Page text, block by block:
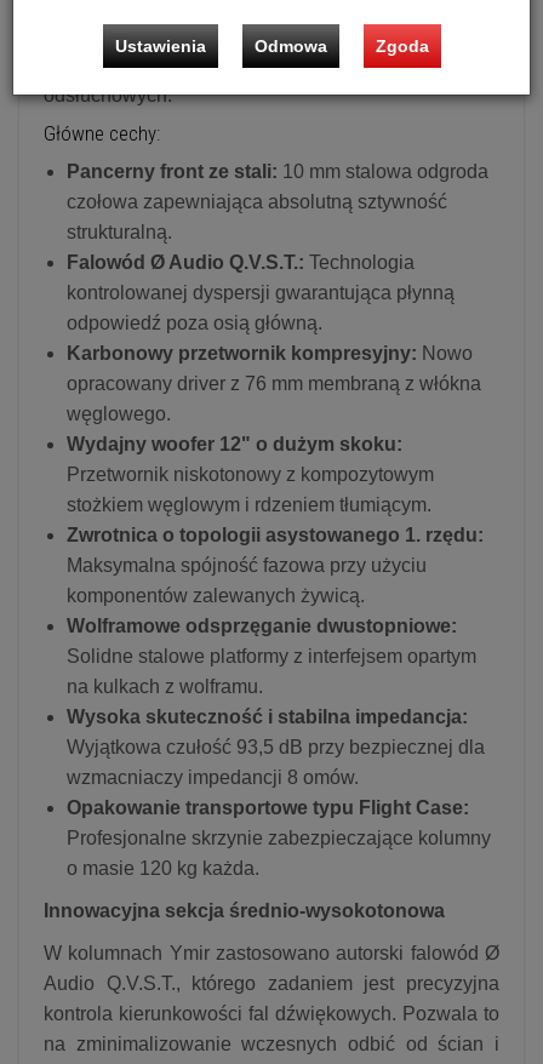
dynamikę i precyzję, zamknięte w formie optymalnie
dopasowanej do standardowych salonów
odsłuchowych.
Główne cechy:
Pancerny front ze stali: 10 mm stalowa odgroda
czołowa zapewniająca absolutną sztywność
strukturalną.
Falowód Ø Audio Q.V.S.T.: Technologia
kontrolowanej dyspersji gwarantująca płynną
odpowiedź poza osią główną.
Karbonowy przetwornik kompresyjny: Nowo
opracowany driver z 76 mm membraną z włókna
węglowego.
Wydajny woofer 12" o dużym skoku:
Przetwornik niskotonowy z kompozytowym
stożkiem węglowym i rdzeniem tłumiącym.
Zwrotnica o topologii asystowanego 1. rzędu:
Maksymalna spójność fazowa przy użyciu
komponentów zalewanych żywicą.
Wolframowe odsprzęganie dwustopniowe:
Solidne stalowe platformy z interfejsem opartym
na kulkach z wolframu.
Wysoka skuteczność i stabilna impedancja:
Wyjątkowa czułość 93,5 dB przy bezpiecznej dla
wzmacniaczy impedancji 8 omów.
Opakowanie transportowe typu Flight Case:
Profesjonalne skrzynie zabezpieczające kolumny
o masie 120 kg każda.
Innowacyjna sekcja średnio-wysokotonowa
W kolumnach Ymir zastosowano autorski falowód Ø
Audio Q.V.S.T., którego zadaniem jest precyzyjna
kontrola kierunkowości fal dźwiękowych. Pozwala to
na zminimalizowanie wczesnych odbić od ścian i
Ustawienia Odmowa Zgoda